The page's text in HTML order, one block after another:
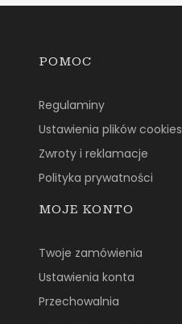
Linki w stopce
POMOC
Regulaminy
Ustawienia plików cookies
Zwroty i reklamacje
Polityka prywatności
MOJE KONTO
Twoje zamówienia
Ustawienia konta
Przechowalnia